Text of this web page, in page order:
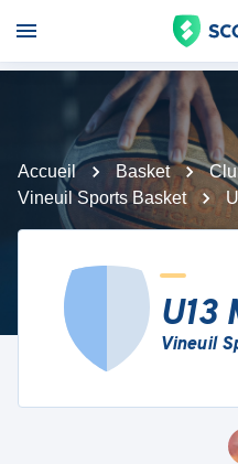
Accueil Basket
Vineuil Sports Basket
U13
Vineuil